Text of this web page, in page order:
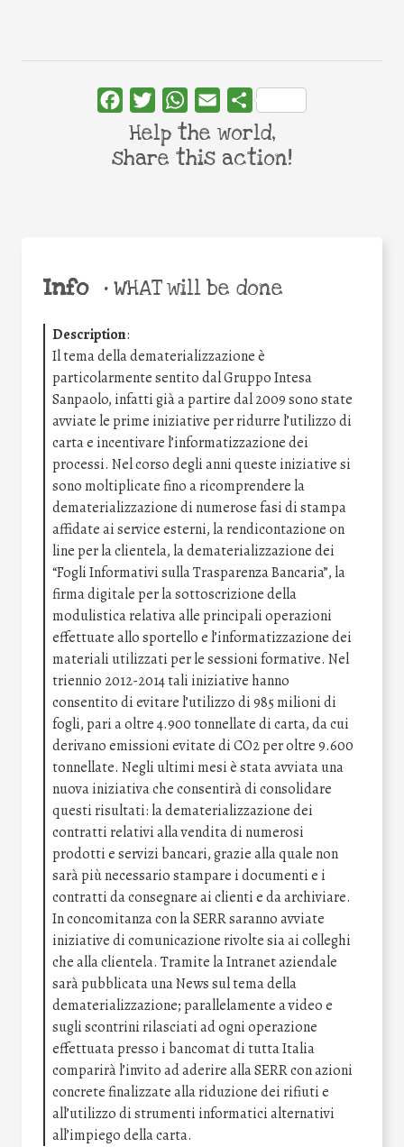
Info •WHAT will be done
Description:
Il tema della dematerializzazione è
particolarmente sentito dal Gruppo Intesa
Sanpaolo, infatti già a partire dal 2009 sono state
avviate le prime iniziative per ridurre l’utilizzo di
carta e incentivare l’informatizzazione dei
processi. Nel corso degli anni queste iniziative si
sono moltiplicate fino a ricomprendere la
dematerializzazione di numerose fasi di stampa
affidate ai service esterni, la rendicontazione on
line per la clientela, la dematerializzazione dei
“Fogli Informativi sulla Trasparenza Bancaria”, la
firma digitale per la sottoscrizione della
modulistica relativa alle principali operazioni
effettuate allo sportello e l’informatizzazione dei
materiali utilizzati per le sessioni formative. Nel
triennio 2012-2014 tali iniziative hanno
consentito di evitare l’utilizzo di 985 milioni di
fogli, pari a oltre 4.900 tonnellate di carta, da cui
derivano emissioni evitate di CO2 per oltre 9.600
tonnellate. Negli ultimi mesi è stata avviata una
nuova iniziativa che consentirà di consolidare
questi risultati: la dematerializzazione dei
contratti relativi alla vendita di numerosi
prodotti e servizi bancari, grazie alla quale non
sarà più necessario stampare i documenti e i
contratti da consegnare ai clienti e da archiviare.
In concomitanza con la SERR saranno avviate
iniziative di comunicazione rivolte sia ai colleghi
che alla clientela. Tramite la Intranet aziendale
sarà pubblicata una News sul tema della
dematerializzazione; parallelamente a video e
sugli scontrini rilasciati ad ogni operazione
effettuata presso i bancomat di tutta Italia
comparirà l’invito ad aderire alla SERR con azioni
concrete finalizzate alla riduzione dei rifiuti e
all’utilizzo di strumenti informatici alternativi
all’impiego della carta.
FacebookTwitterWhatsApp
Email Share
Help the world,
share this action!